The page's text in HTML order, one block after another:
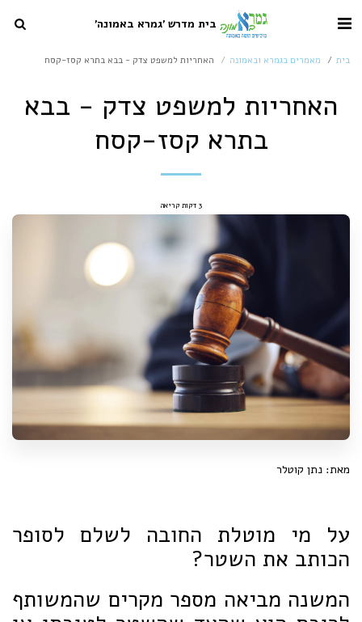
בית מדרש 'גמרא באמונה'
בית מאמרים בגמרא ובאמונה האחריות למשפט צדק - בבא בתרא קסז-קסח
האחריות למשפט צדק - בבא
בתרא קסז-קסח
3 דקות קריאה
מאת: נתן קוטלר
על מי מוטלת החובה לשלם לסופר
הכותב את השטר?
המשנה מביאה מספר מקרים שהמשותף